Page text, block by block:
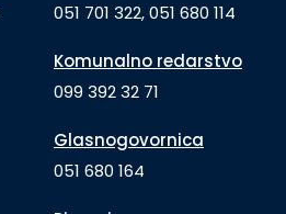
051 701 322, 051 680 114
Komunalno redarstvo
099 392 32 71
Glasnogovornica
051 680 164